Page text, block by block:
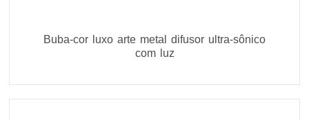
Buba-cor luxo arte metal difusor ultra-sônico
com luz